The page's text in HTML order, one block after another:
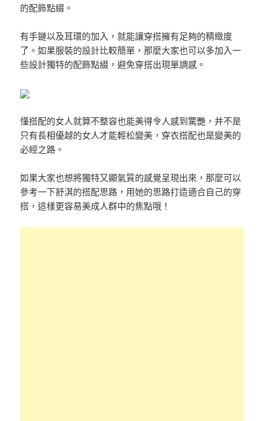
的配飾點綴。
有手鏈以及耳環的加入，就能讓穿搭擁有足夠的精緻度
了。如果服裝的設計比較簡單，那麼大家也可以多加入一
些設計獨特的配飾點綴，避免穿搭出現單調感。
懂搭配的女人就算不整容也能美得令人感到驚艷，并不是
只有長相優越的女人才能輕松變美，穿衣搭配也是變美的
必經之路。
如果大家也想將獨特又顯氣質的感覺呈現出來，那麼可以
參考一下舒淇的搭配思路，用她的思路打造適合自己的穿
搭，這樣更容易美成人群中的焦點哦！